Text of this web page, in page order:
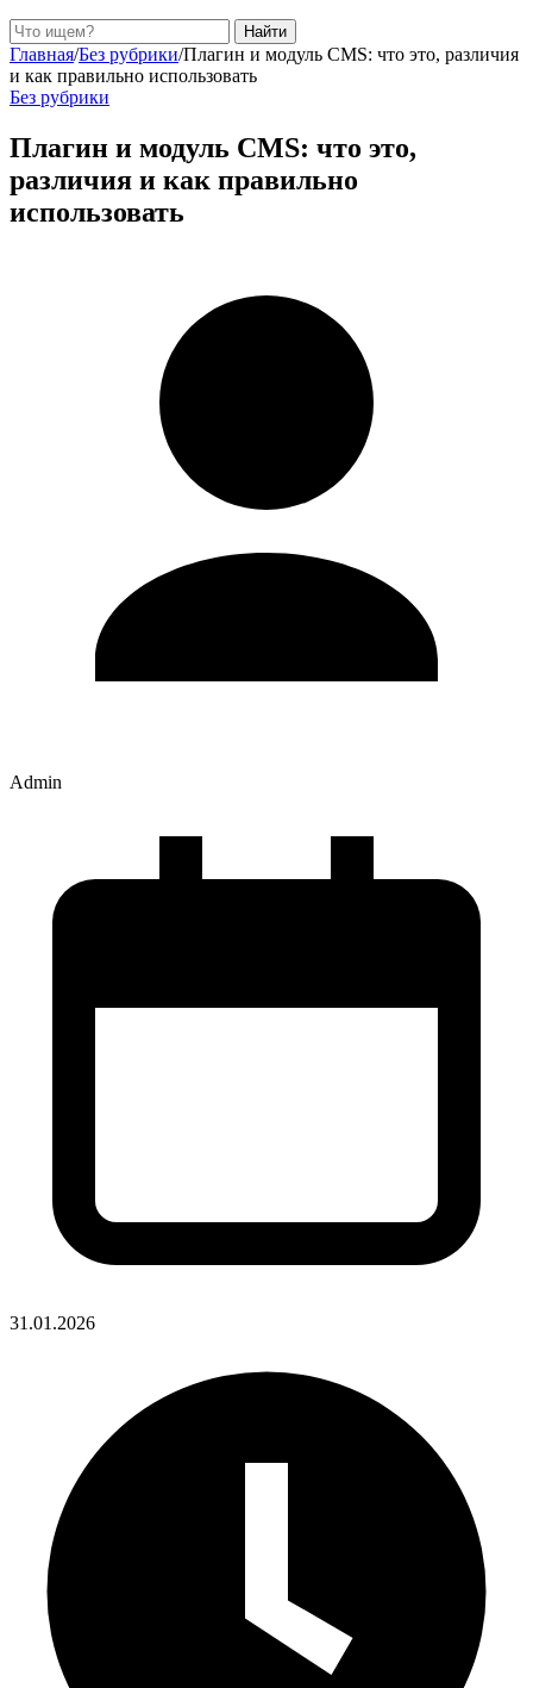
Поиск
Найти
Главная/Без рубрики/Плагин и модуль CMS: что это, различия
и как правильно использовать
Без рубрики
Плагин и модуль CMS: что это,
различия и как правильно
использовать
Admin
31.01.2026